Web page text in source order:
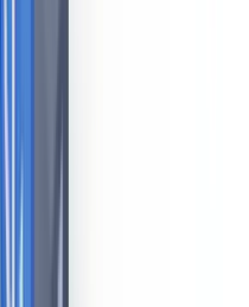
de Paris